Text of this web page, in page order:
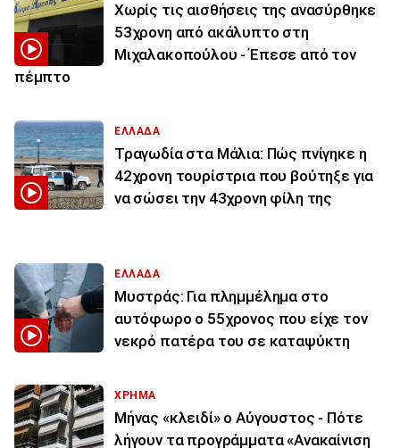
Χωρίς τις αισθήσεις της ανασύρθηκε
53χρονη από ακάλυπτο στη
Μιχαλακοπούλου - Έπεσε από τον
πέμπτο
ΕΛΛΑΔΑ
Τραγωδία στα Μάλια: Πώς πνίγηκε η
42χρονη τουρίστρια που βούτηξε για
να σώσει την 43χρονη φίλη της
ΕΛΛΑΔΑ
Μυστράς: Για πλημμέλημα στο
αυτόφωρο ο 55χρονος που είχε τον
νεκρό πατέρα του σε καταψύκτη
ΧΡΗΜΑ
Μήνας «κλειδί» ο Αύγουστος - Πότε
λήγουν τα προγράμματα «Ανακαίνιση